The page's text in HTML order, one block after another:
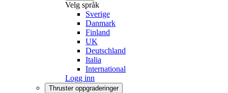
Velg språk
Sverige
Danmark
Finland
UK
Deutschland
Italia
International
Logg inn
Thruster oppgraderinger